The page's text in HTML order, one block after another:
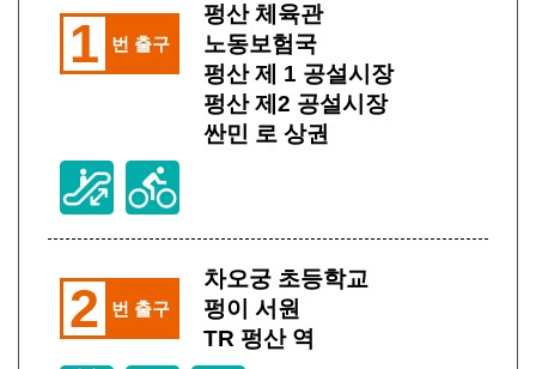
1 번 출구
펑산 체육관
노동보험국
펑산 제 1 공설시장
펑산 제2 공설시장
싼민 로 상권
2 번 출구
차오궁 초등학교
펑이 서원
TR 펑산 역